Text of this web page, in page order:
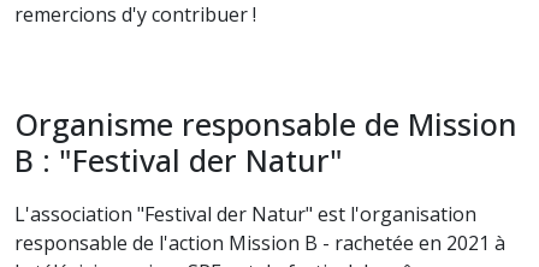
remercions d'y contribuer !
Organisme responsable de Mission
B : "Festival der Natur"
L'association "Festival der Natur" est l'organisation
responsable de l'action Mission B - rachetée en 2021 à